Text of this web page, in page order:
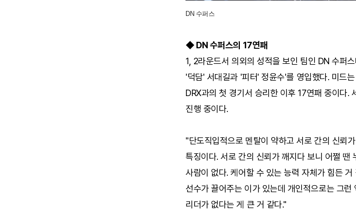
DN 수퍼스
◆ DN 수퍼스의 17연패
1, 2라운드서 의외의 성적을 보인 팀인 DN 수퍼
'덕담' 서대길과 '피터' 정윤수'를 영입했다. 미드
DRX과의 첫 경기서 승리한 이후 17연패 중이다.
진행 중이다.
"단도직입적으로 멘탈이 약하고 서로 간의 신뢰
특징이다. 서로 간의 신뢰가 깨지다 보니 어쩔 땐
사람이 없다. 케어할 수 있는 능력 자체가 힘든
선수가 끌어주는 이가 있는데 개인적으로는 그
리더가 없다는 게 큰 거 같다."